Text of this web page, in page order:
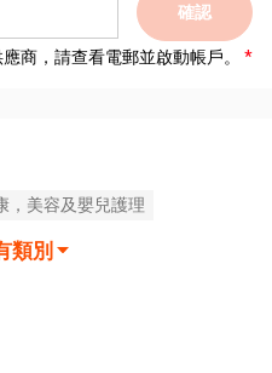
確認
商，請查看電郵並啟動帳戶。
，美容及嬰兒護理
類別